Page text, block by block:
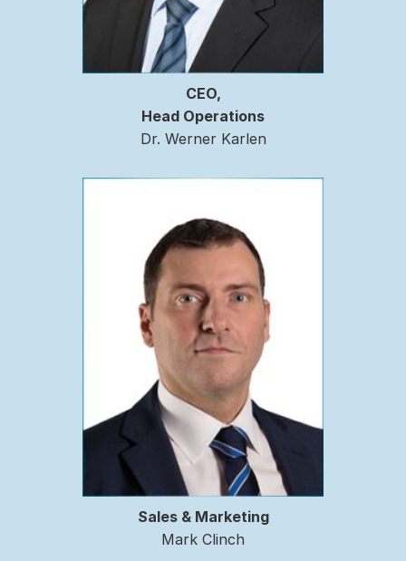
CEO,
Head Operations
Dr. Werner Karlen
Sales & Marketing
Mark Clinch